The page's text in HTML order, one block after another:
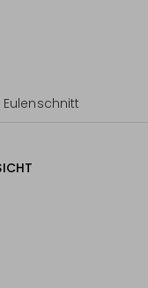
Eulenschnitt